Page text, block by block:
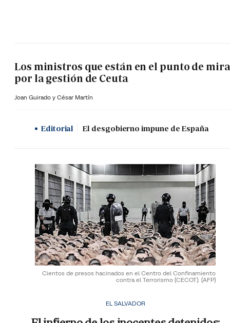
Los ministros que están en el punto de mira
por la gestión de Ceuta
Joan Guirado y César Martín
Editorial El desgobierno impune de España
Cientos de presos hacinados en el Centro del Confinamiento
contra el Terrorismo (CECOT). (AFP)
EL SALVADOR